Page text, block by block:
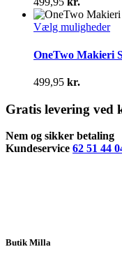
Vælg muligheder
har
OneTwo Makieri
499,95 kr.
Gratis levering ved
Nem og sikker betaling
Kundeservice 62 51 44
Butik Milla